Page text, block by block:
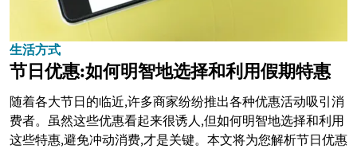
生活方式
节日优惠:如何明智地选择和利用假期特惠
随着各大节日的临近,许多商家纷纷推出各种优惠活动吸引消
费者。虽然这些优惠看起来很诱人,但如何明智地选择和利用
这些特惠,避免冲动消费,才是关键。本文将为您解析节日优惠